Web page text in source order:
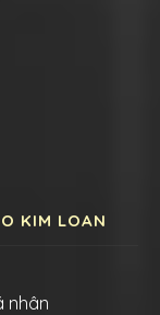
KIM LOAN
nhân